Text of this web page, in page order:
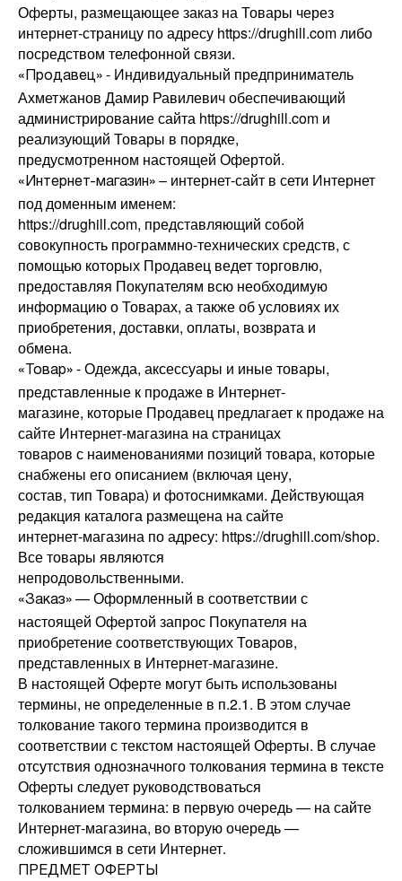
Оферты, размещающее заказ на Товары через
интернет-страницу по адресу https://drughill.com либо
посредством телефонной связи.
«Продавец» - Индивидуальный предприниматель
Ахметжанов Дамир Равилевич обеспечивающий
администрирование сайта https://drughill.com и
реализующий Товары в порядке,
предусмотренном настоящей Офертой.
«Интернет-магазин» – интернет-сайт в сети Интернет
под доменным именем:
https://drughill.com, представляющий собой
совокупность программно-технических средств, с
помощью которых Продавец ведет торговлю,
предоставляя Покупателям всю необходимую
информацию о Товарах, а также об условиях их
приобретения, доставки, оплаты, возврата и
обмена.
«Товар» - Одежда, аксессуары и иные товары,
представленные к продаже в Интернет-
магазине, которые Продавец предлагает к продаже на
сайте Интернет-магазина на страницах
товаров с наименованиями позиций товара, которые
снабжены его описанием (включая цену,
состав, тип Товара) и фотоснимками. Действующая
редакция каталога размещена на сайте
интернет-магазина по адресу: https://drughill.com/shop.
Все товары являются
непродовольственными.
«Заказ» — Оформленный в соответствии с
настоящей Офертой запрос Покупателя на
приобретение соответствующих Товаров,
представленных в Интернет-магазине.
В настоящей Оферте могут быть использованы
термины, не определенные в п.2.1. В этом случае
толкование такого термина производится в
соответствии с текстом настоящей Оферты. В случае
отсутствия однозначного толкования термина в тексте
Оферты следует руководствоваться
толкованием термина: в первую очередь — на сайте
Интернет-магазина, во вторую очередь —
сложившимся в сети Интернет.
ПРЕДМЕТ ОФЕРТЫ